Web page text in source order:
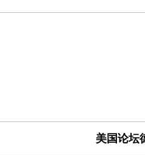
美国论坛